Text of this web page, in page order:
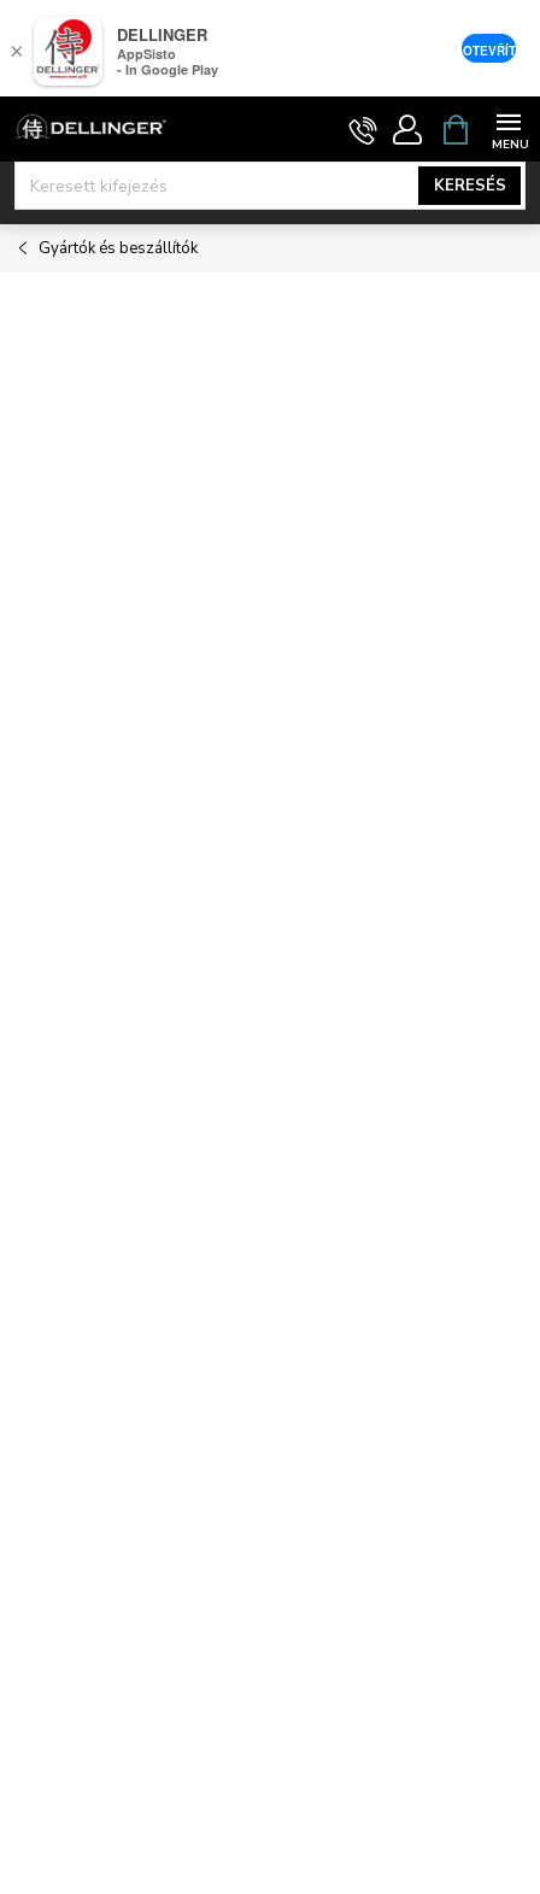
Ugrás
KERESÉS
KOSÁR
Gyártók és beszállítók
×
DELLINGER
AppSisto
- In Google Play
OTEVŘÍT